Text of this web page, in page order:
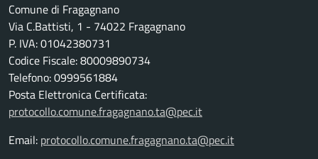
Comune di Fragagnano
Via C.Battisti, 1 - 74022 Fragagnano
P. IVA: 01042380731
Codice Fiscale: 80009890734
Telefono: 0999561884
Posta Elettronica Certificata:
protocollo.comune.fragagnano.ta@pec.it
Email: protocollo.comune.fragagnano.ta@pec.it